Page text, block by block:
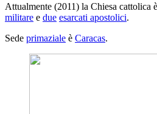
Attualmente (2011) la Chiesa cattolica
militare e due esarcati apostolici.
Sede primaziale è Caracas.